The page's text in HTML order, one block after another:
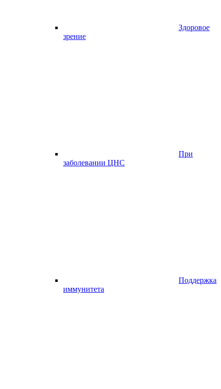
Здоровое
зрение
При
заболевании ЦНС
Поддержка
иммунитета